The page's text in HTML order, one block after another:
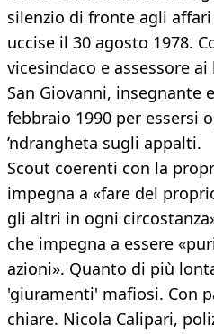
silenzio di fronte agli
uccise il 30 agosto 1978.
vicesindaco e assessore
San Giovanni, insegnante
febbraio 1990 per essersi
’ndrangheta sugli appalti.
Scout coerenti con la
impegna a «fare del
gli altri in ogni
che impegna a essere
azioni». Quanto di più
'giuramenti' mafiosi. Con
chiare. Nicola Calipari,